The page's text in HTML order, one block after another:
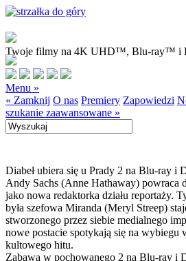
Twoje filmy na 4K UHD™, Blu-ray™ i
Menu »
« Zamknij O nas Premiery Zapowiedzi
szukanie zaawansowane »
Diabeł ubiera się u Prady 2 na Blu-ray i
Andy Sachs (Anne Hathaway) powraca
jako nowa redaktorka działu reportaży.
była szefowa Miranda (Meryl Streep)
stworzonego przez siebie medialnego
nowe postacie spotykają się na
kultowego hitu.
Zabawa w pochowanego 2 na Blu-ray i